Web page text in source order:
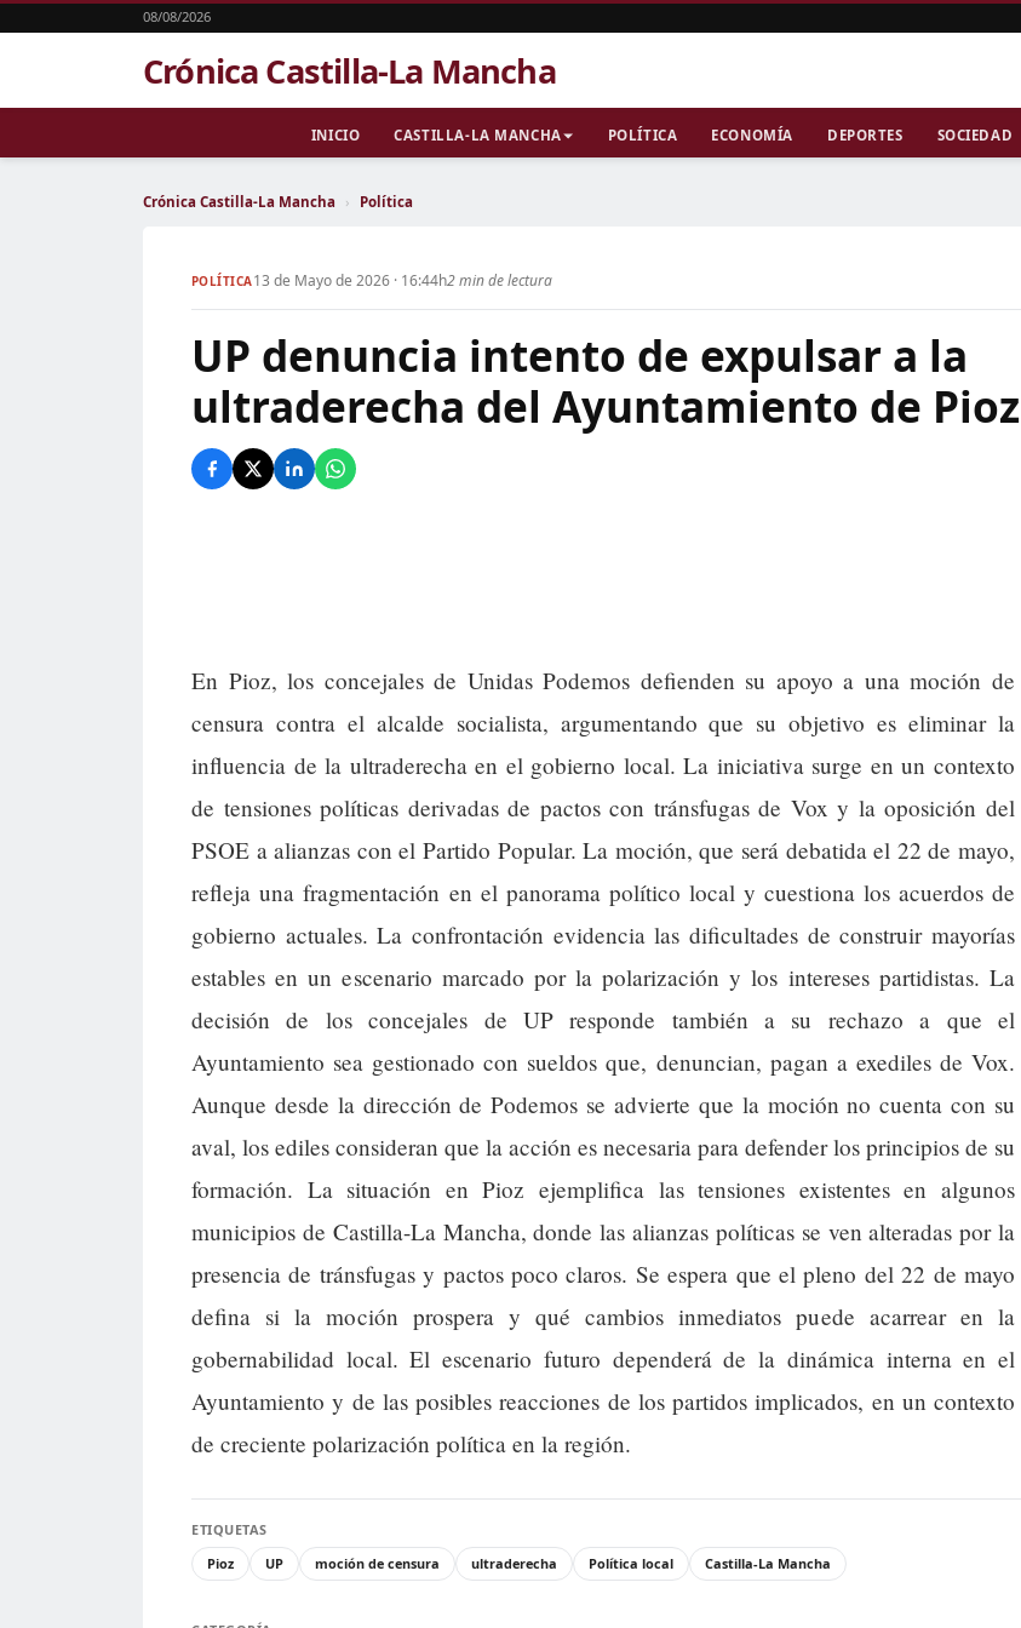
08/08/2026
Crónica Castilla-La Mancha
INICIO CASTILLA-LA MANCHA POLÍTICA ECONOMÍA DEPORTES SOCIEDAD
Crónica Castilla-La Mancha › Política
POLÍTICA13 de Mayo de 2026 · 16:44h2 min de lectura
UP denuncia intento de expulsar a la
ultraderecha del Ayuntamiento de Pioz
En Pioz, los concejales de Unidas Podemos defienden su apoyo a una moción de
censura contra el alcalde socialista, argumentando que su objetivo es eliminar la
influencia de la ultraderecha en el gobierno local. La iniciativa surge en un contexto
de tensiones políticas derivadas de pactos con tránsfugas de Vox y la oposición del
PSOE a alianzas con el Partido Popular. La moción, que será debatida el 22 de mayo,
refleja una fragmentación en el panorama político local y cuestiona los acuerdos de
gobierno actuales. La confrontación evidencia las dificultades de construir mayorías
estables en un escenario marcado por la polarización y los intereses partidistas. La
decisión de los concejales de UP responde también a su rechazo a que el
Ayuntamiento sea gestionado con sueldos que, denuncian, pagan a exediles de Vox.
Aunque desde la dirección de Podemos se advierte que la moción no cuenta con su
aval, los ediles consideran que la acción es necesaria para defender los principios de su
formación. La situación en Pioz ejemplifica las tensiones existentes en algunos
municipios de Castilla-La Mancha, donde las alianzas políticas se ven alteradas por la
presencia de tránsfugas y pactos poco claros. Se espera que el pleno del 22 de mayo
defina si la moción prospera y qué cambios inmediatos puede acarrear en la
gobernabilidad local. El escenario futuro dependerá de la dinámica interna en el
Ayuntamiento y de las posibles reacciones de los partidos implicados, en un contexto
de creciente polarización política en la región.
ETIQUETAS
Pioz
UP moción de censura ultraderecha Política local Castilla-La Mancha